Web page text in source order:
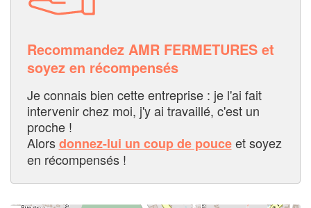
Recommandez AMR FERMETURES et
soyez en récompensés
Je connais bien cette entreprise : je l'ai fait
intervenir chez moi, j'y ai travaillé, c'est un
proche !
Alorsdonnez-lui un coup de pouceet soyez
en récompensés !